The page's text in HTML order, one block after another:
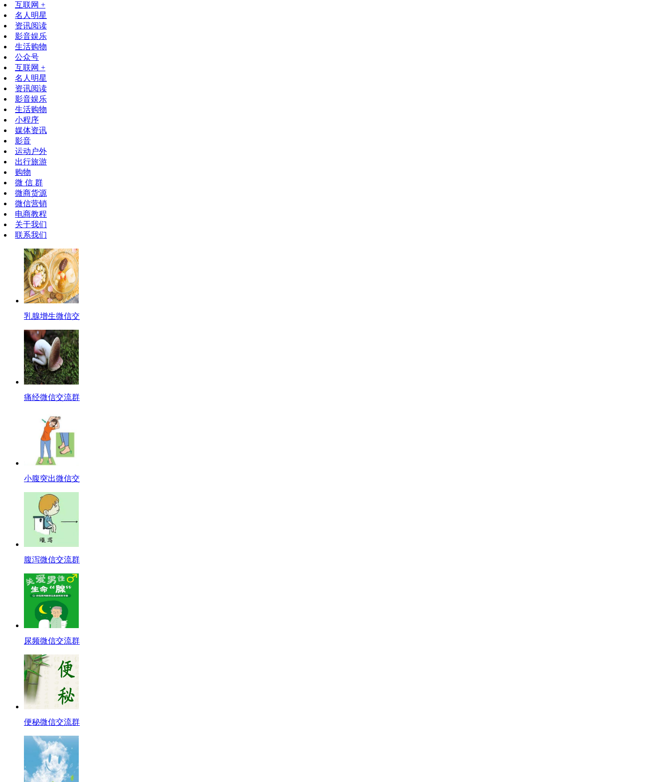
互联网 +
名人明星
资讯阅读
影音娱乐
生活购物
公众号
互联网 +
名人明星
资讯阅读
影音娱乐
生活购物
小程序
媒体资讯
影音
运动户外
出行旅游
购物
微 信 群
微商货源
微信营销
电商教程
关于我们
联系我们
乳腺增生微信交
痛经微信交流群
小腹突出微信交
腹泻微信交流群
尿频微信交流群
便秘微信交流群